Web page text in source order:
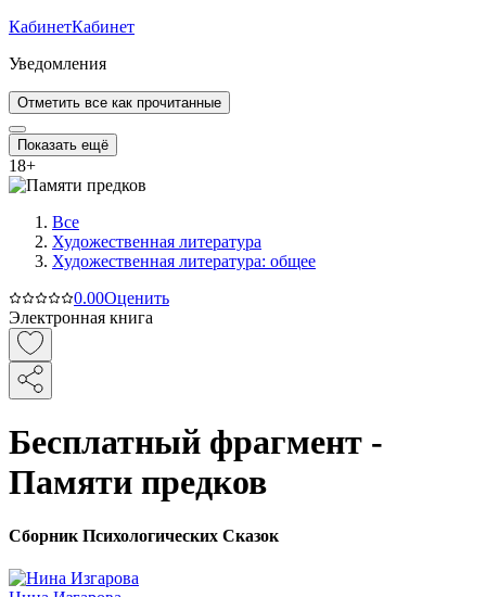
КабинетКабинет
Уведомления
Отметить все как прочитанные
Показать ещё
18+
Все
Художественная литература
Художественная литература: общее
0.00Оценить
Электронная книга
Бесплатный фрагмент -
Памяти предков
Сборник Психологических Сказок